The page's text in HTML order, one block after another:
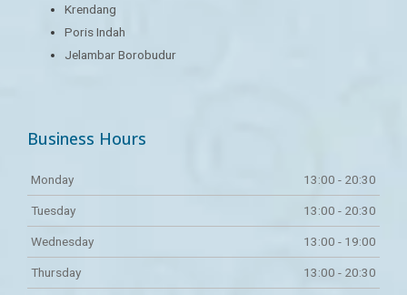
Krendang
Poris Indah
Jelambar Borobudur
Business Hours
Monday 13:00 - 20:30
Tuesday 13:00 - 20:30
Wednesday 13:00 - 19:00
Thursday 13:00 - 20:30